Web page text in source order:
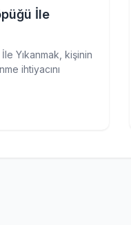
İle
Yıkanmak, kişinin
ihtiyacını